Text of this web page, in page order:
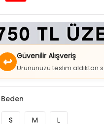
↩ Güvenilir Alışveriş
Ürününüzü teslim aldıktan
S